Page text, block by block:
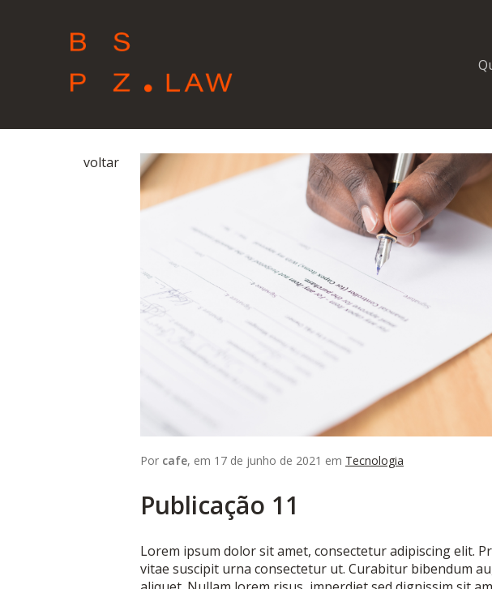
voltar
Por cafe, em 17 de junho de 2021 em Tecnologia
Publicação 11
Lorem ipsum dolor sit amet, consectetur adipiscing elit.
vitae suscipit urna consectetur ut. Curabitur bibendum